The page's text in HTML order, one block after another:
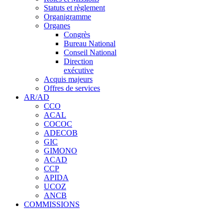
Statuts et règlement
Organigramme
Organes
Congrès
Bureau National
Conseil National
Direction
exécutive
Acquis majeurs
Offres de services
AR/AD
CCO
ACAL
COCOC
ADECOB
GIC
GIMONO
ACAD
CCP
APIDA
UCOZ
ANCB
COMMISSIONS